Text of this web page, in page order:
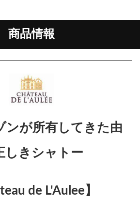
商品情報
ンが所有してきた由
しきシャトー
de L'Aulee】